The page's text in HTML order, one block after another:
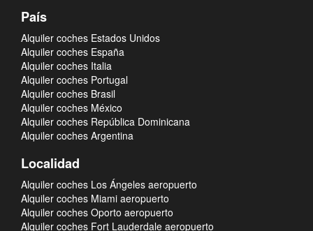
País
Alquiler coches Estados Unidos
Alquiler coches España
Alquiler coches Italia
Alquiler coches Portugal
Alquiler coches Brasil
Alquiler coches México
Alquiler coches República Dominicana
Alquiler coches Argentina
Localidad
Alquiler coches Los Ángeles aeropuerto
Alquiler coches Miami aeropuerto
Alquiler coches Oporto aeropuerto
Alquiler coches Fort Lauderdale aeropuerto